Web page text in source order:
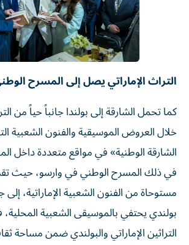
التراث الإماراتي يصل إلى المسرح
كما تحمل الشارقة إلى بولندا جانباً حياً من
خلال العروض الموسيقية والفنون الشعبية
الشارقة الوطنية» في مواقع متعددة داخل
في ذلك المسرح الوطني في وارسو، حيث
مستوحاة من الفنون الشعبية الإماراتية،
بولندي يحتفي بالموسيقى الشعبية
التراثين الإماراتي والبولندي ضمن مساحة